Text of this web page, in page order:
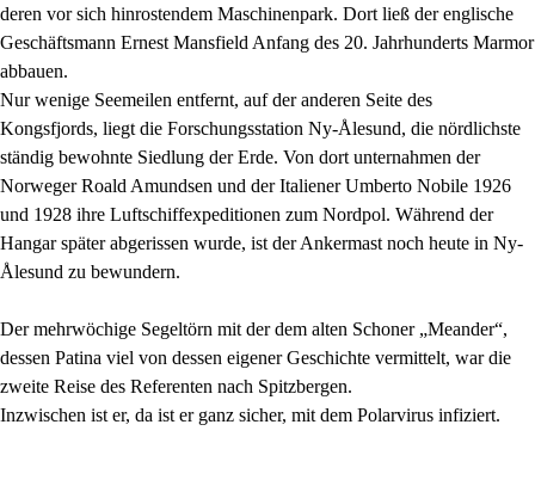
deren vor sich hinrostendem Maschinenpark. Dort ließ der englische
Geschäftsmann Ernest Mansfield Anfang des 20. Jahrhunderts Marmor
abbauen.
Nur wenige Seemeilen entfernt, auf der anderen Seite des
Kongsfjords, liegt die Forschungsstation Ny-Ålesund, die nördlichste
ständig bewohnte Siedlung der Erde. Von dort unternahmen der
Norweger Roald Amundsen und der Italiener Umberto Nobile 1926
und 1928 ihre Luftschiffexpeditionen zum Nordpol. Während der
Hangar später abgerissen wurde, ist der Ankermast noch heute in Ny-
Ålesund zu bewundern.
Der mehrwöchige Segeltörn mit der dem alten Schoner „Meander“,
dessen Patina viel von dessen eigener Geschichte vermittelt, war die
zweite Reise des Referenten nach Spitzbergen.
Inzwischen ist er, da ist er ganz sicher, mit dem Polarvirus infiziert.